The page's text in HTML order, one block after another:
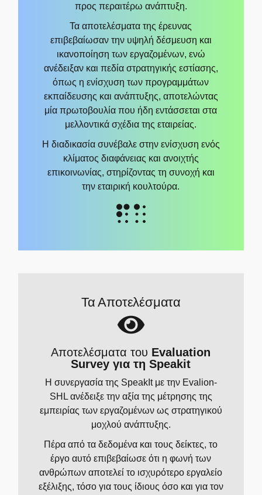
προς περαιτέρω ανάπτυξη.
Τα αποτελέσματα της έρευνας
επιβεβαίωσαν την υψηλή δέσμευση και
ικανοποίηση των εργαζομένων, ενώ
ανέδειξαν και πεδία στρατηγικής εστίασης,
όπως η ενίσχυση των προγραμμάτων
εκπαίδευσης και ανάπτυξης, αποτελώντας
μία πρωτοβουλία που ήδη εντάσσεται στα
μελλοντικά σχέδια της εταιρείας.
Η διαδικασία συνέβαλε στην ενίσχυση ενός
κλίματος διαφάνειας και ανοιχτής
επικοινωνίας, στηρίζοντας τη συνοχή και
την εταιρική κουλτούρα.
Τα Αποτελέσματα
Αποτελέσματα του Evaluation
Survey για τη Speakit
Η συνεργασία της SpeakIt με την Evalion-
SHL ανέδειξε την αξία της μέτρησης της
εμπειρίας των εργαζομένων ως στρατηγικού
μοχλού ανάπτυξης.
Πέρα από τα δεδομένα και τους δείκτες, το
έργο αυτό επιβεβαίωσε ότι η φωνή των
ανθρώπων αποτελεί το ισχυρότερο εργαλείο
εξέλιξης, τόσο για τους ίδιους όσο και για τον